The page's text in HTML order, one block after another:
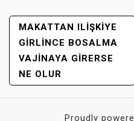
YAZI
GEZINMESI
MAKATTAN ILIŞKIYE
GIRLINCE BOSALMA
VAJINAYA GIRERSE
NE OLUR
Proudly